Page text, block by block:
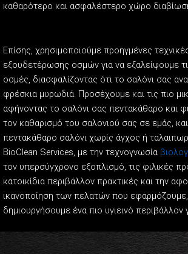
καθαρότερο και ασφαλέστερο χώρο
Επίσης, χρησιμοποιούμε προηγμένες
εξουδετέρωσης οσμών για να εξαλείψουμε
οσμές, διασφαλίζοντας ότι το σαλόνι σας
φρέσκια μυρωδιά. Προσέχουμε και τις πιο
αφήνοντας το σαλόνι σας πεντακάθαρο και
τον καθαρισμό του σαλονιού σας σε εμάς,
πεντακάθαρο σαλόνι χωρίς άγχος ή
BioClean Services, με την τεχνογνωσία
τον υπερσύγχρονο εξοπλισμό, τις φιλικές
κατοικίδια περιβάλλον πρακτικές και την
ικανοποίηση των πελατών που
δημιουργήσουμε ένα πιο υγιεινό περιβάλλον